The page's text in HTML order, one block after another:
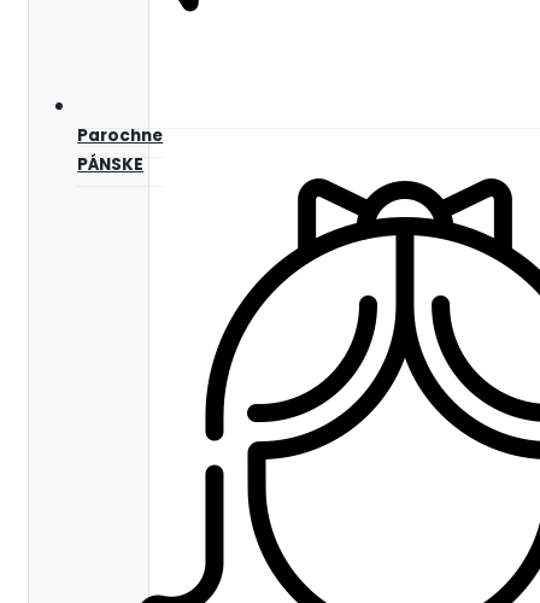
Parochne
PÁNSKE